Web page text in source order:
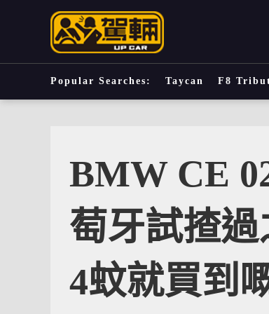
Popular Searches: Taycan F8
BMW CE
萄牙試揸
4蚊就買到